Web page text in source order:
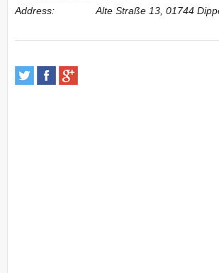
Address:
Alte Straße 13, 01744